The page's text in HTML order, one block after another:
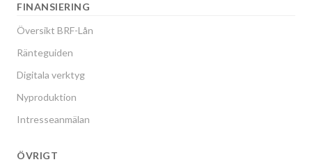
FINANSIERING
Översikt BRF-Lån
Ränteguiden
Digitala verktyg
Nyproduktion
Intresseanmälan
ÖVRIGT